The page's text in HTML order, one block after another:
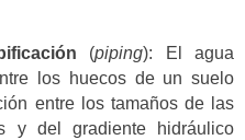
(piping): El agua
los huecos de un suelo
entre los tamaños de las
y del gradiente hidráulico